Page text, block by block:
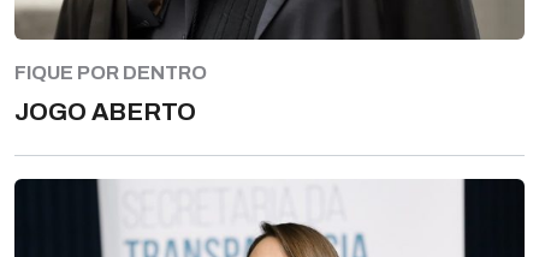
FIQUE POR DENTRO
JOGO ABERTO